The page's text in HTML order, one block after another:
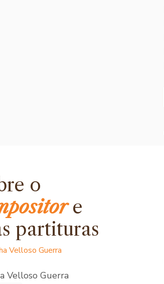
o
e
partituras
Velloso Guerra